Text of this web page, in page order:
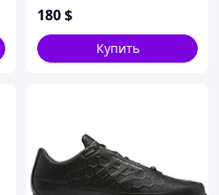
180$
Купить